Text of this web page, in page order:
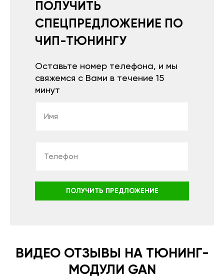
ПОЛУЧИТЬ
СПЕЦПРЕДЛОЖЕНИЕ ПО
ЧИП-ТЮНИНГУ
Оставьте номер телефона, и мы
свяжемся с Вами в течение 15
минут
ПОЛУЧИТЬ ПРЕДЛОЖЕНИЕ
ВИДЕО ОТЗЫВЫ НА ТЮНИНГ-
МОДУЛИ GAN